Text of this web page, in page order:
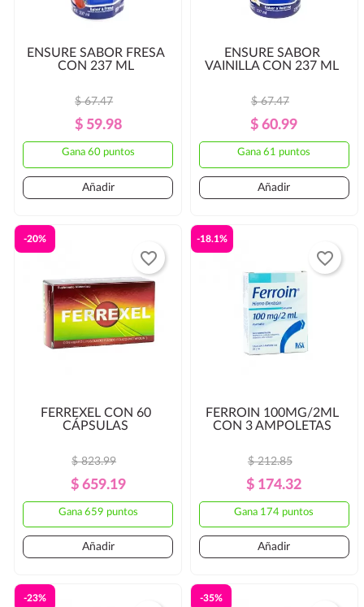
ENSURE SABOR FRESA
CON 237 ML
Precio
Regular
$ 67.47
Precio
$ 59.98
Gana 60 puntos
Añadir
ENSURE SABOR
VAINILLA CON 237 ML
Precio
Regular
$ 67.47
Precio
$ 60.99
Gana 61 puntos
Añadir
FERREXEL CON 60
CÁPSULAS
Precio
Regular
$ 823.99
Precio
$ 659.19
Gana 659 puntos
-20%
Añadir
favorite_border
FERROIN 100MG/2ML
CON 3 AMPOLETAS
Precio
Regular
$ 212.85
Precio
$ 174.32
Gana 174 puntos
-18.1%
Añadir
favorite_border
-23% -35%